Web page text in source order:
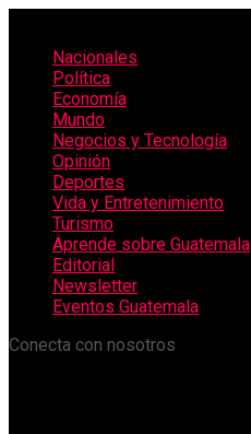
Nacionales
Política
Economía
Mundo
Negocios y Tecnología
Opinión
Deportes
Vida y Entretenimiento
Turismo
Aprende sobre Guatemala
Editorial
Newsletter
Eventos Guatemala
Conecta con nosotros